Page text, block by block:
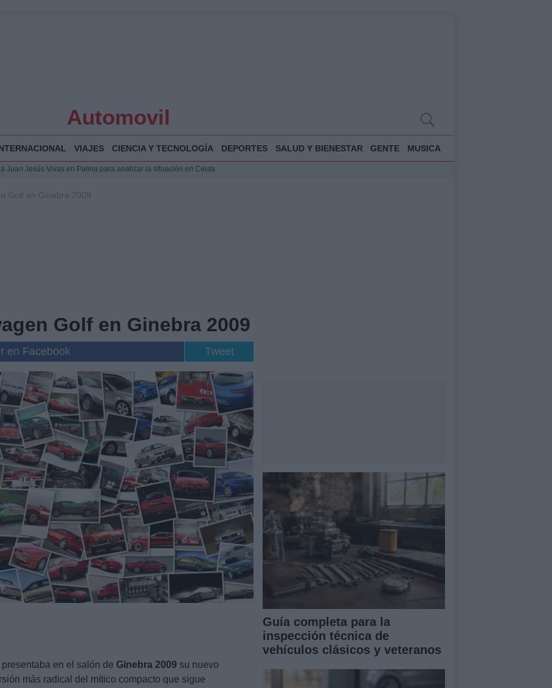
Automovil
VIAJES CIENCIA Y TECNOLOGÍA DEPORTES SALUD Y BIENESTAR GENTE MUSICA
Juan Jesús Vivas en Palma para analizar la situación en Ceuta
y humanitario en Ceuta tras la llegada masiva de migrantes
Golf en Ginebra 2009
Golf en Ginebra 2009
en Facebook Tweet
presentaba en el salón de Ginebra 2009 su nuevo
más radical del mítico compacto que sigue
Guía completa para la
inspección técnica de
vehículos clásicos y veteranos